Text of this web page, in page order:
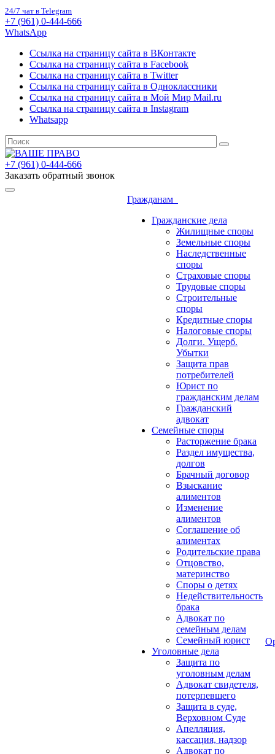
24/7 чат в Telegram
+7 (961) 0-444-666
WhatsApp
Ссылка на страницу сайта в ВКонтакте
Ссылка на страницу сайта в Facebook
Ссылка на страницу сайта в Twitter
Ссылка на страницу сайта в Одноклассники
Ссылка на страницу сайта в Мой Мир Mail.ru
Ссылка на страницу сайта в Instagram
Whatsapp
+7 (961) 0-444-666
Заказать обратный звонок
Гражданам
Гражданские дела
Жилищные споры
Земельные споры
Наследственные
споры
Страховые споры
Трудовые споры
Строительные
споры
Кредитные споры
Налоговые споры
Долги. Ущерб.
Убытки
Защита прав
потребителей
Юрист по
гражданским делам
Гражданский
адвокат
Семейные споры
Расторжение брака
Раздел имущества,
долгов
Брачный договор
Взыскание
алиментов
Изменение
алиментов
Соглашение об
алиментах
Родительские права
Отцовство,
материнство
Споры о детях
Недействительность
брака
Адвокат по
семейным делам
Семейный юрист
Уголовные дела
Защита по
уголовным делам
Адвокат свидетеля,
потерпевшего
Защита в суде,
Верховном Суде
Апелляция,
кассация, надзор
Адвокат по